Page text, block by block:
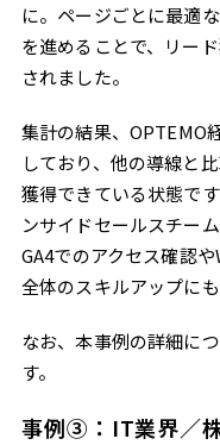
に。ページごとに最適
を進めることで、リー
されました。
集計の結果、OPTEMO
しており、他の導線と
獲得できている状態で
ンサイドセールスチー
GA4でのアクセス確認
全体のスキルアップにも
なお、本事例の詳細に
す。
事例③：IT業界／